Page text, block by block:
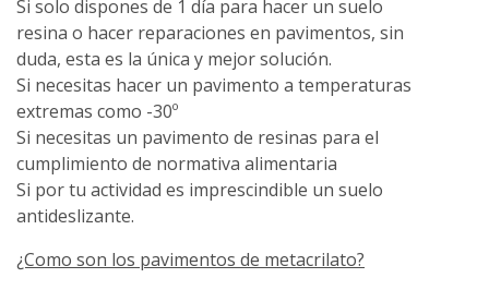
Si solo dispones de 1 día para hacer un suelo
resina o hacer reparaciones en pavimentos, sin
duda, esta es la única y mejor solución.
Si necesitas hacer un pavimento a temperaturas
extremas como -30º
Si necesitas un pavimento de resinas para el
cumplimiento de normativa alimentaria
Si por tu actividad es imprescindible un suelo
antideslizante.
¿Como son los pavimentos de metacrilato?